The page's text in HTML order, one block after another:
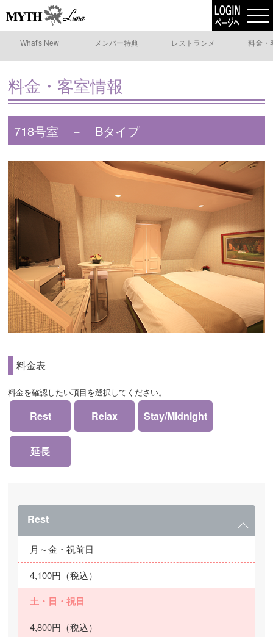
What's New メンバー特典
レストランメ
ニュー
料金・
報
料金・客室情報
718号室 － Bタイプ
料金表
料金を確認したい項目を選択してください。
Rest Relax Stay/Midnight
延長
Rest
月～金・祝前日
4,100円（税込）
土・日・祝日
4,800円（税込）